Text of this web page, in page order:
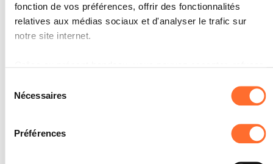
fonction de vos préférences, offrir des fonctionnalités
relatives aux médias sociaux et d'analyser le trafic sur
notre site internet.
l’exception des cookies strictement nécessaires au
fonctionnement du site. Une description des différents
cookies est accessible sous l’onglet « Détails » ci-dessus.
Nécessaires
Préférences
il identifie les problèmes.
SOCLES